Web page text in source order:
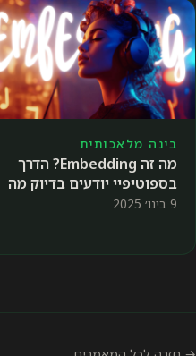
בינה מלאכותית
מה זה Embedding? הדרך
בספוטיפיי יודעים בדיוק מה
השיר הבא שתאהבו 🎤
9 בינו׳ 2025